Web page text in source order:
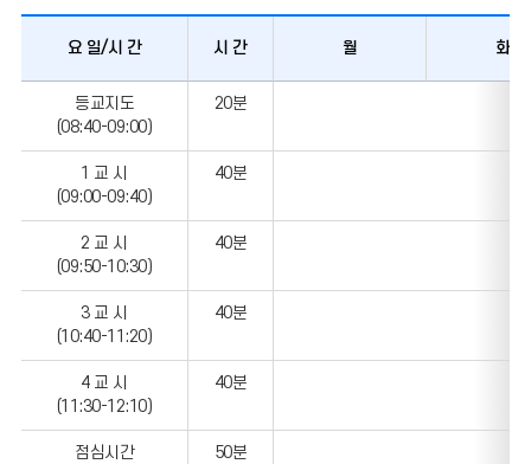
요 일/시 간 시 간 월 화
등교지도
(08:40-09:00)
20분
1 교 시
(09:00-09:40)
40분
2 교 시
(09:50-10:30)
40분
3 교 시
(10:40-11:20)
40분
4 교 시
(11:30-12:10)
40분
점심시간
50분